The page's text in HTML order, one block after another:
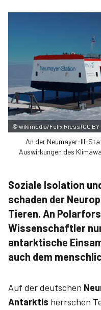
© wikimedia/Felix Riess (CC
An der Neumayer-III-
Auswirkungen des
Soziale Isolation
schaden der
Tieren. An
Wissenschaftler
antarktische
auch dem
Auf der deutschen
Antarktis herrschen